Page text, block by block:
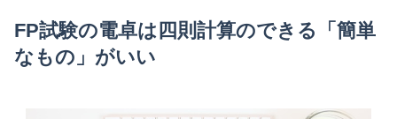
FP試験の電卓は四則計算のできる「簡単
なもの」がいい